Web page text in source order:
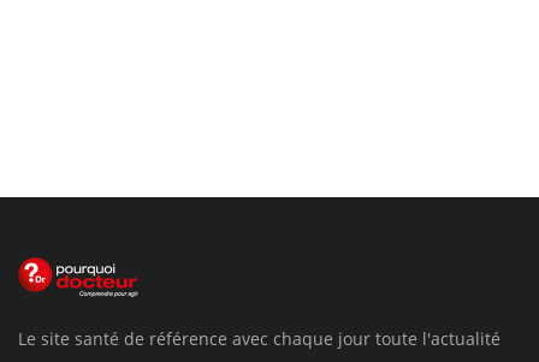
Le site santé de référence avec chaque jour toute l'actualité